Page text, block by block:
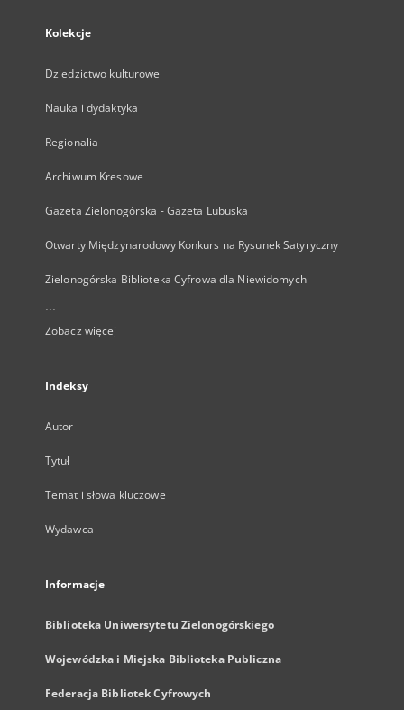
Kolekcje
Dziedzictwo kulturowe
Nauka i dydaktyka
Regionalia
Archiwum Kresowe
Gazeta Zielonogórska - Gazeta Lubuska
Otwarty Międzynarodowy Konkurs na Rysunek Satyryczny
Zielonogórska Biblioteka Cyfrowa dla Niewidomych
...
Zobacz więcej
Indeksy
Autor
Tytuł
Temat i słowa kluczowe
Wydawca
Informacje
Biblioteka Uniwersytetu Zielonogórskiego
Wojewódzka i Miejska Biblioteka Publiczna
Federacja Bibliotek Cyfrowych